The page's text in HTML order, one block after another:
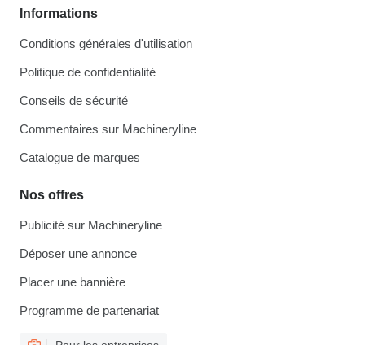
Informations
Conditions générales d'utilisation
Politique de confidentialité
Conseils de sécurité
Commentaires sur Machineryline
Catalogue de marques
Nos offres
Publicité sur Machineryline
Déposer une annonce
Placer une bannière
Programme de partenariat